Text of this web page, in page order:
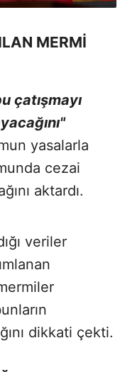
MERMİ
çatışmayı
yasalarla
cezai
aktardı.
veriler
dikkati çekti.